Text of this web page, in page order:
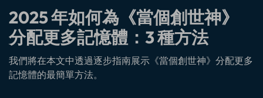
實用工具
總覽
解決方案
關於我們
新聞中心
平台
素材
AI
影片 / 照片
音訊
解決方案
2025 年如何為《當個創世神》
分配更多記憶體：3 種方法
我們將在本文中透過逐步指南展示《當個創世神》分配更多
記憶體的最簡單方法。